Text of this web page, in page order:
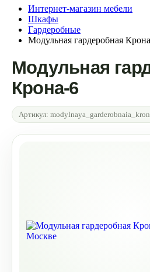
Интернет-магазин мебели
Шкафы
Гардеробные
Модульная гардеробная
Модульная
Крона-6
Артикул: